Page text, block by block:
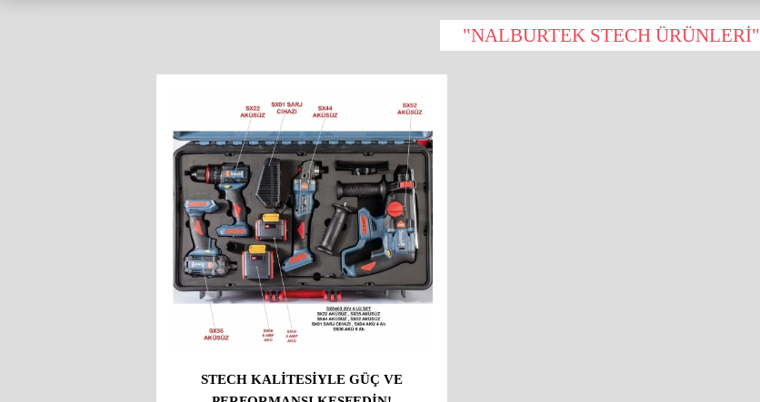
"NALBURTEK STECH ÜRÜNLERI"
STECH KALİTESİYLE GÜÇ VE